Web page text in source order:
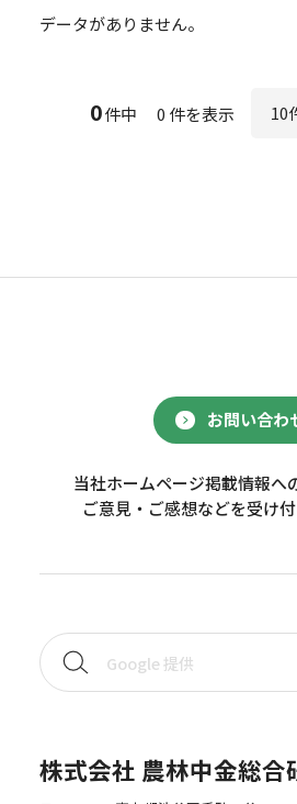
データがありません。
0件中 0 件を表示
お問い合わ
当社ホームページ掲載情報へ
ご意見・ご感想などを受け付
株式会社 農林中金総合